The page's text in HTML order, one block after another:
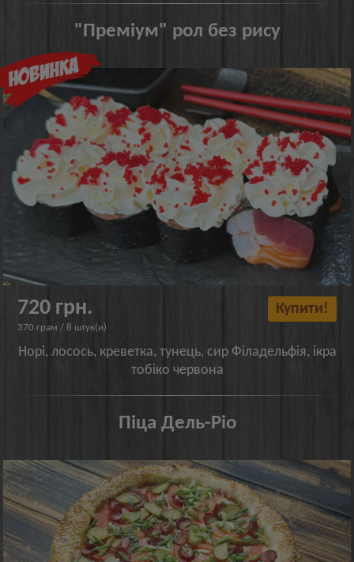
"Преміум" рол без рису
720 грн.
370 грам / 8 штук(и)
Купити!
Норі, лосось, креветка, тунець, сир Філадельфія, ікра
тобіко червона
Піца Дель-Ріо